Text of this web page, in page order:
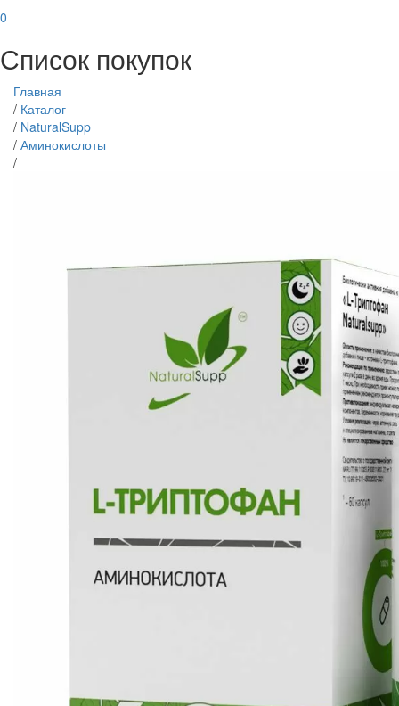
0
Список покупок
Главная
/ Каталог
/ NaturalSupp
/ Аминокислоты
/